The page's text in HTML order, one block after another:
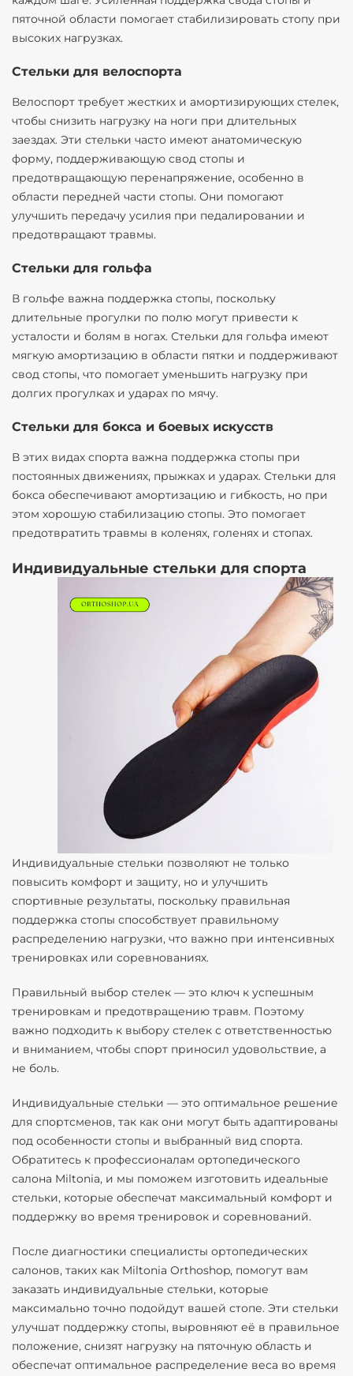
пяточной области помогает стабилизировать стопу при
высоких нагрузках.
Стельки для велоспорта
Велоспорт требует жестких и амортизирующих стелек,
чтобы снизить нагрузку на ноги при длительных
заездах. Эти стельки часто имеют анатомическую
форму, поддерживающую свод стопы и
предотвращающую перенапряжение, особенно в
области передней части стопы. Они помогают
улучшить передачу усилия при педалировании и
предотвращают травмы.
Стельки для гольфа
В гольфе важна поддержка стопы, поскольку
длительные прогулки по полю могут привести к
усталости и болям в ногах. Стельки для гольфа имеют
мягкую амортизацию в области пятки и поддерживают
свод стопы, что помогает уменьшить нагрузку при
долгих прогулках и ударах по мячу.
Стельки для бокса и боевых искусств
В этих видах спорта важна поддержка стопы при
постоянных движениях, прыжках и ударах. Стельки для
бокса обеспечивают амортизацию и гибкость, но при
этом хорошую стабилизацию стопы. Это помогает
предотвратить травмы в коленях, голенях и стопах.
Индивидуальные стельки для спорта
Индивидуальные стельки позволяют не только
повысить комфорт и защиту, но и улучшить
спортивные результаты, поскольку правильная
поддержка стопы способствует правильному
распределению нагрузки, что важно при интенсивных
тренировках или соревнованиях.
Правильный выбор стелек — это ключ к успешным
тренировкам и предотвращению травм. Поэтому
важно подходить к выбору стелек с ответственностью
и вниманием, чтобы спорт приносил удовольствие, а
не боль.
Индивидуальные стельки — это оптимальное решение
для спортсменов, так как они могут быть адаптированы
под особенности стопы и выбранный вид спорта.
Обратитесь к профессионалам ортопедического
салона Miltonia, и мы поможем изготовить идеальные
стельки, которые обеспечат максимальный комфорт и
поддержку во время тренировок и соревнований.
После диагностики специалисты ортопедических
салонов, таких как Miltonia Orthoshop, помогут вам
заказать индивидуальные стельки, которые
максимально точно подойдут вашей стопе. Эти стельки
улучшат поддержку стопы, выровняют её в правильное
положение, снизят нагрузку на пяточную область и
обеспечат оптимальное распределение веса во время